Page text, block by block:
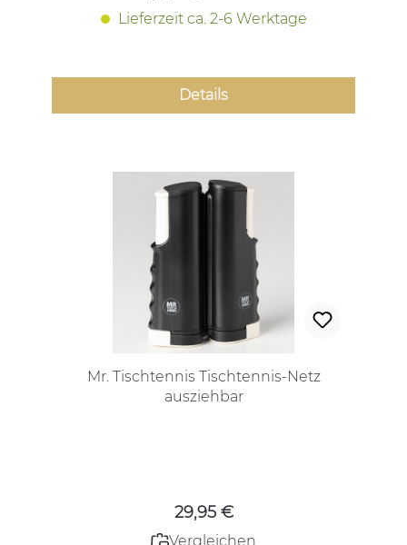
Lieferzeit ca. 2-6 Werktage
Details
Mr. Tischtennis Tischtennis-Netz
ausziehbar
29,95 €
Vergleichen